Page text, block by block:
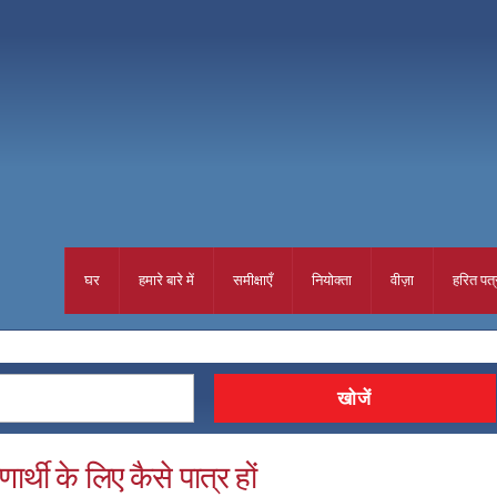
घर हमारे बारे में समीक्षाएँ नियोक्ता वीज़ा हरित
के लिए कैसे पात्र हों